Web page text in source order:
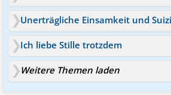
Ich liebe Stille trotzdem
Weitere Themen laden